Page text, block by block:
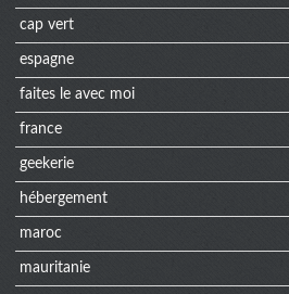
cap vert
espagne
faites le avec moi
france
geekerie
hébergement
maroc
mauritanie